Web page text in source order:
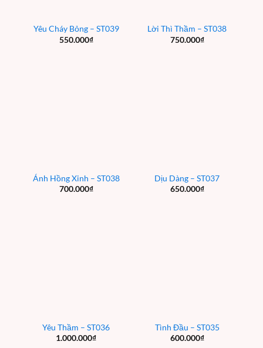
Yêu Cháy Bỏng – ST039
550.000₫
Lời Thì Thầm – ST038
750.000₫
Ánh Hồng Xinh – ST038
700.000₫
Dịu Dàng – ST037
650.000₫
Yêu Thầm – ST036
1.000.000₫
Tình Đầu – ST035
600.000₫